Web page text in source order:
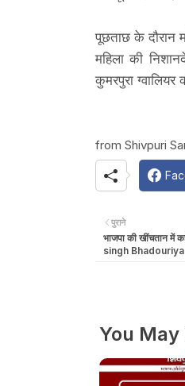
पूछताछ के दौरान
महिला की
कुमरपुरा ग्वालियर
from Shivpuri
पुराने
भाजपा की खींचतान में
singh Bhadouriya
You May